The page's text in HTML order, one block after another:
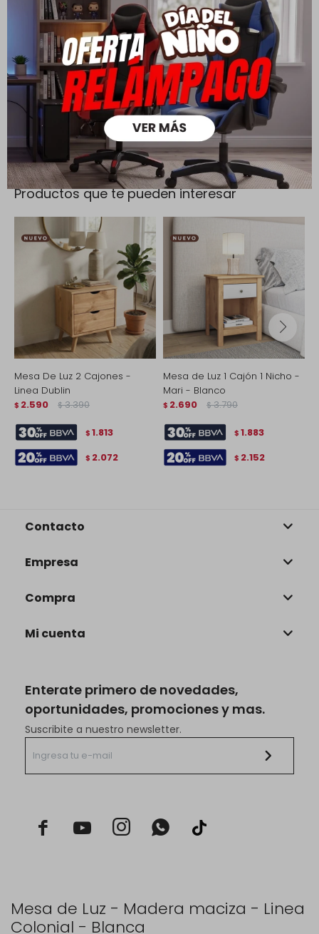
Mesa de Luz - Madera maciza - Linea
Colonial - Blanca
Todas las compras realizadas tienen un plazo de 5 días para
su cambio.
Ver mas
Medios de pago
Productos que te pueden interesar
Mesa De Luz 2 Cajones -
Linea Dublin
$ 2.590 $ 3.390
$ 1.813
$ 2.072
Mesa de Luz 1 Cajón 1 Nicho -
Mari - Blanco
$ 2.690 $ 3.790
$ 1.883
$ 2.152
Enterate primero de novedades,
oportunidades, promociones y mas.
Suscribite a nuestro newsletter.
  
Contacto
Empresa
Compra
Mi cuenta